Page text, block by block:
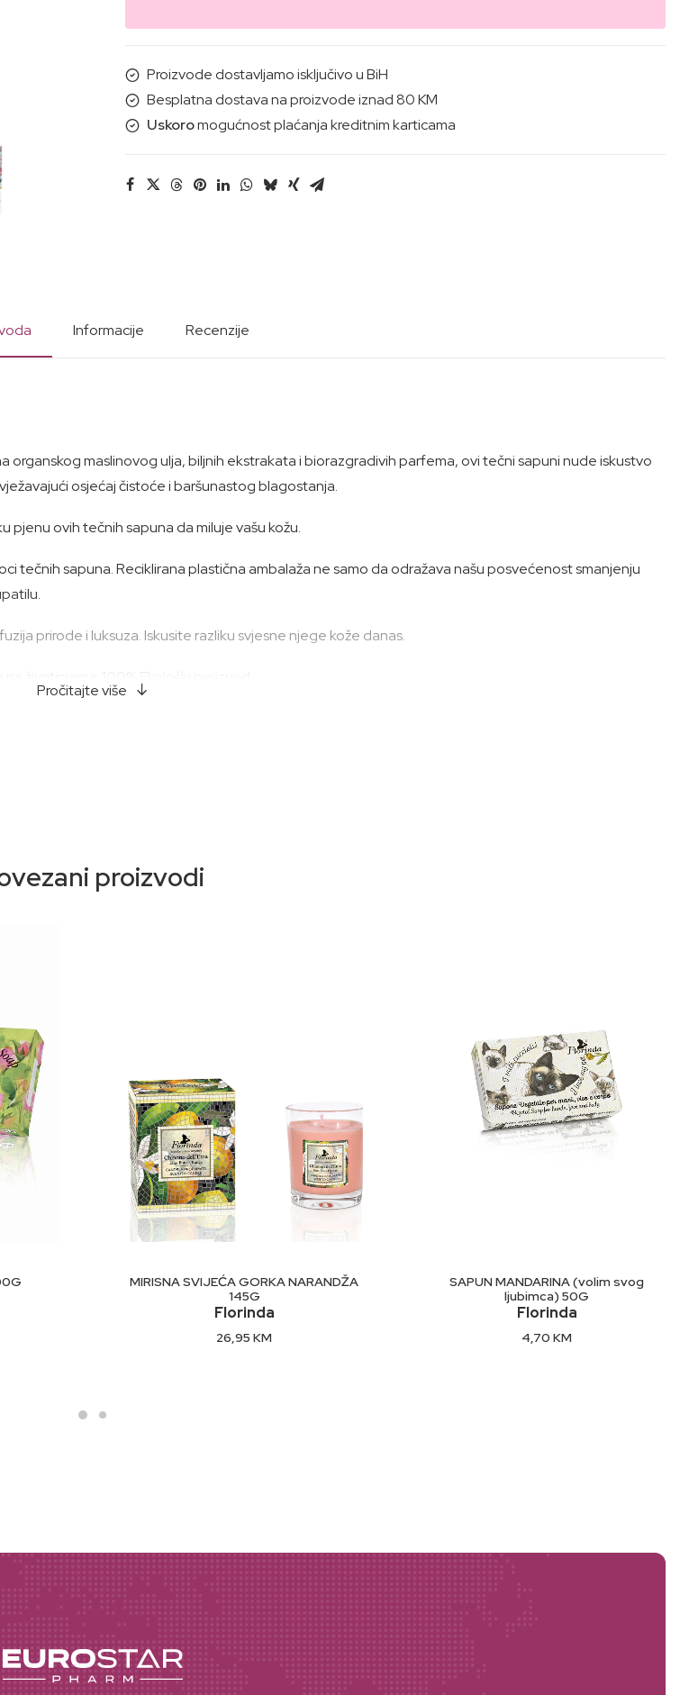
Za
tijelo,lice,ruke
500ml
Proizvode dostavljamo isključivo u BiH
Besplatna dostava na proizvode iznad 80 KM
Uskoromogućnost plaćanja kreditnim karticama
Informacije Recenzije
organskog maslinovog ulja, biljnih ekstrakata i biorazgradivih parfema, ovi tečni sapuni nude iskustvo
osjećaj čistoće i baršunastog blagostanja.
ovih tečnih sapuna da miluje vašu kožu.
tečnih sapuna. Reciklirana plastična ambalaža ne samo da odražava našu posvećenost smanjenju
prirode i luksuza. Iskusite razliku svjesne njege kože danas.
Pročitajte više
proizvodi
DODAJ U KORPU
MIRISNA SVIJEĆA GORKA NARANDŽA
145G
Florinda
26,95 KM
DODAJ U KORPU
SAPUN MANDARINA (volim svog
ljubimca) 50G
Florinda
4,70 KM